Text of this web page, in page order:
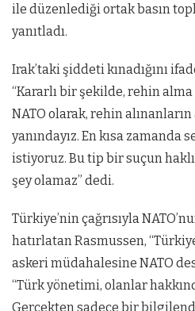
ile düzenlediği ortak basın
yanıtladı.
Irak’taki şiddeti kınadığını
“Kararlı bir şekilde, rehin alma
NATO olarak, rehin
yanındayız. En kısa zamanda
istiyoruz. Bu tip bir suçun
şey olamaz” dedi.
Türkiye’nin çağrısıyla
hatırlatan Rasmussen,
askeri müdahalesine NATO
“Türk yönetimi, olanlar
Gerçekten sadece bir